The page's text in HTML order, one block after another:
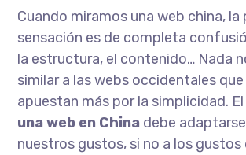
Cuando miramos una web china, la
sensación es de completa
la estructura, el contenido… Nada
similar a las webs occidentales
apuestan más por la simplicidad. El
una web en China debe
nuestros gustos, si no a los gustos